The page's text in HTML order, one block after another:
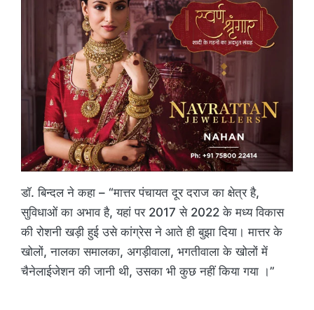
डाॅ. बिन्दल ने कहा – “मात्तर पंचायत दूर दराज का क्षेत्र है,
सुविधाओं का अभाव है, यहां पर 2017 से 2022 के मध्य विकास
की रोशनी खड़ी हुई उसे कांग्रेस ने आते ही बुझा दिया। मात्तर के
खोलों, नालका समालका, अगड़ीवाला, भगतीवाला के खोलों में
चैनेलाईजेशन की जानी थी, उसका भी कुछ नहीं किया गया ।”